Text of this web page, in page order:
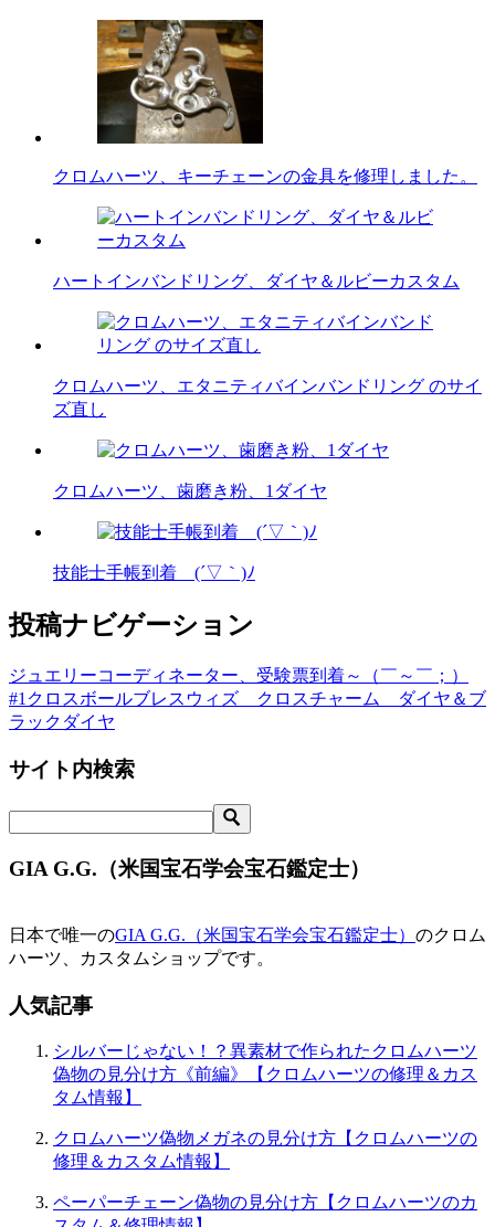
クロムハーツ、キーチェーンの金具を修理しました。
ハートインバンドリング、ダイヤ＆ルビーカスタム
クロムハーツ、エタニティバインバンドリング のサイ
ズ直し
クロムハーツ、歯磨き粉、1ダイヤ
技能士手帳到着 (´▽｀)ﾉ
投稿ナビゲーション
ジュエリーコーディネーター、受験票到着～（￣～￣；）
#1クロスボールブレスウィズ クロスチャーム ダイヤ＆ブ
ラックダイヤ
サイト内検索
GIA G.G.（米国宝石学会宝石鑑定士）
日本で唯一のGIA G.G.（米国宝石学会宝石鑑定士） のクロム
ハーツ、カスタムショップです。
人気記事
シルバーじゃない！？異素材で作られたクロムハーツ
偽物の見分け方《前編》【クロムハーツの修理＆カス
タム情報】
クロムハーツ偽物メガネの見分け方【クロムハーツの
修理＆カスタム情報】
ペーパーチェーン偽物の見分け方【クロムハーツのカ